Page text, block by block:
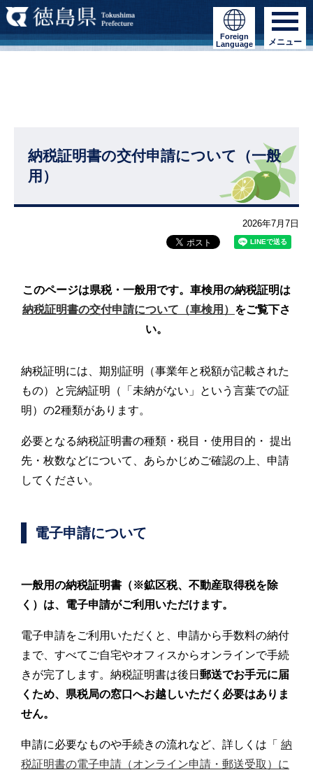
Foreign
Language
メニュー
納税証明書の交付申請について（一般
用）
2026年7月7日
このページは県税・一般用です。車検用の納税証明は
納税証明書の交付申請について（車検用） をご覧下さ
い。
納税証明には、期別証明（事業年と税額が記載された
もの）と完納証明（「未納がない」という言葉での証
明）の2種類があります。
必要となる納税証明書の種類・税目・使用目的・ 提出
先・枚数などについて、あらかじめご確認の上、申請
してください。
電子申請について
一般用の納税証明書（※鉱区税、不動産取得税を除
く）は、電子申請がご利用いただけます。
電子申請をご利用いただくと、申請から手数料の納付
まで、すべてご自宅やオフィスからオンラインで手続
きが完了します。納税証明書は後日 郵送でお手元に届
くため、県税局の窓口へお越しいただく必要はありま
せん。
申請に必要なものや手続きの流れなど、詳しくは「 納
税証明書の電子申請（オンライン申請・郵送受取）に